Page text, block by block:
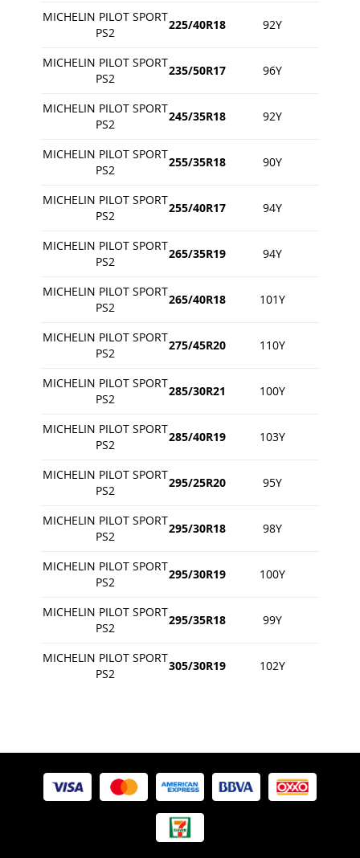
MICHELIN PILOT SPORT
PS2
225/40R18 92Y
MICHELIN PILOT SPORT
PS2
235/50R17 96Y
MICHELIN PILOT SPORT
PS2
245/35R18 92Y
MICHELIN PILOT SPORT
PS2
255/35R18 90Y
MICHELIN PILOT SPORT
PS2
255/40R17 94Y
MICHELIN PILOT SPORT
PS2
265/35R19 94Y
MICHELIN PILOT SPORT
PS2
265/40R18 101Y
MICHELIN PILOT SPORT
PS2
275/45R20 110Y
MICHELIN PILOT SPORT
PS2
285/30R21 100Y
MICHELIN PILOT SPORT
PS2
285/40R19 103Y
MICHELIN PILOT SPORT
PS2
295/25R20 95Y
MICHELIN PILOT SPORT
PS2
295/30R18 98Y
MICHELIN PILOT SPORT
PS2
295/30R19 100Y
MICHELIN PILOT SPORT
PS2
295/35R18 99Y
MICHELIN PILOT SPORT
PS2
305/30R19 102Y